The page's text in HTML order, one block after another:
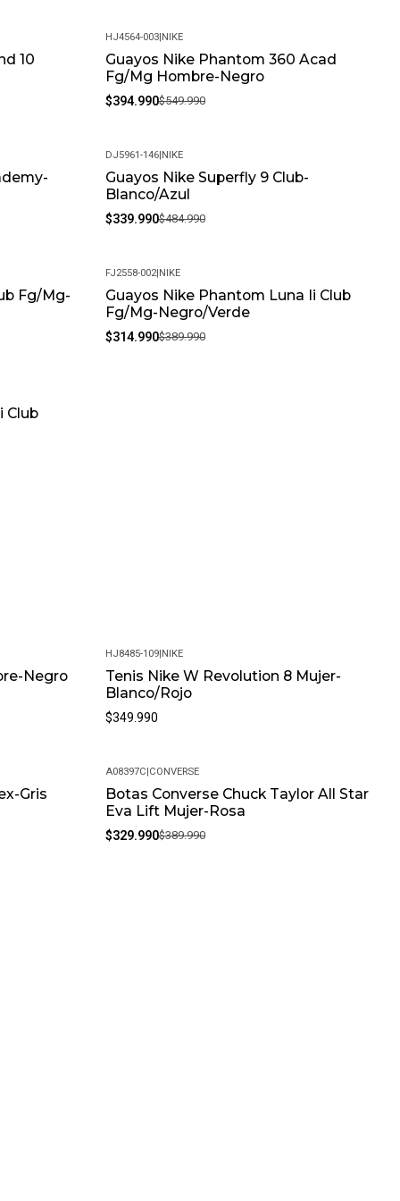
10
-28%
HJ4564-003|NIKE
Guayos Nike Phantom 360 Acad
Fg/Mg Hombre-Negro
$394.990$549.990
-30%
DJ5961-146|NIKE
Guayos Nike Superfly 9 Club-
Blanco/Azul
$339.990$484.990
Fg/Mg-
-19%
FJ2558-002|NIKE
Guayos Nike Phantom Luna Ii Club
Fg/Mg-Negro/Verde
$314.990$389.990
Club
Negro
HJ8485-109|NIKE
Tenis Nike W Revolution 8 Mujer-
Blanco/Rojo
$349.990
Gris
-15%
A08397C|CONVERSE
Botas Converse Chuck Taylor All Star
Eva Lift Mujer-Rosa
$329.990$389.990